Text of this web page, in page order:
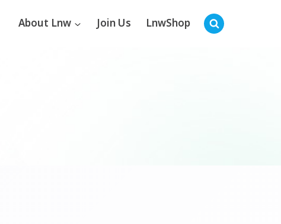
About Lnw Join Us LnwShop